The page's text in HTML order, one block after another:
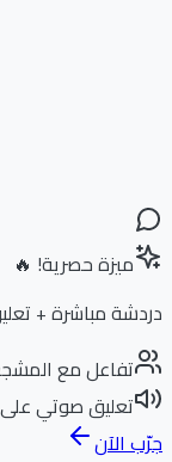
ميزة حصرية! 🔥
دردشة مباشرة +
تفاعل مع
تعليق صوتي على
جرّب الآن